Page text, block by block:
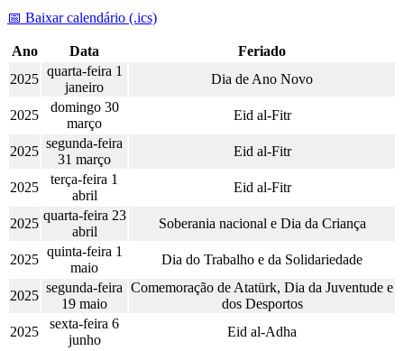
📅 Baixar calendário (.ics)
Ano Data
Feriado
2025
quarta-feira 1
janeiro
Dia de Ano Novo
2025
domingo 30
março
Eid al-Fitr
2025
segunda-feira
31 março
Eid al-Fitr
2025
terça-feira 1
abril
Eid al-Fitr
2025
quarta-feira 23
abril
Soberania nacional e Dia da Criança
2025
quinta-feira 1
maio
Dia do Trabalho e da Solidariedade
2025
segunda-feira
19 maio
Comemoração de Atatürk, Dia da Juventude e
dos Desportos
2025
sexta-feira 6
junho
Eid al-Adha